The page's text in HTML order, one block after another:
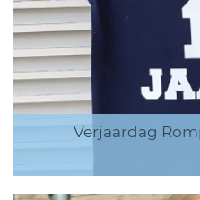
Verjaardag